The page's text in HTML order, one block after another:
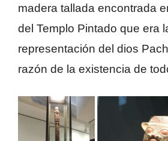
madera tallada encontrada
del Templo Pintado que era
representación del dios
razón de la existencia de